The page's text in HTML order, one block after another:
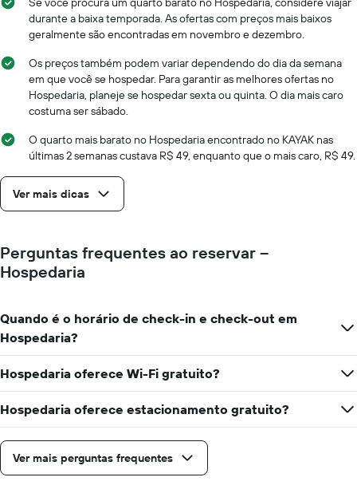
médio
de
um
gráfico
eixo
exibindo
da
semana.
tem
1
exibindo
o
de
um
quarto
durante a baixa temporada. As ofertas com preços mais baixos
geralmente são encontradas em novembro e dezembro.
Os preços também podem variar dependendo do dia da semana
em que você se hospedar. Para garantir as melhores ofertas no
Hospedaria, planeje se hospedar sexta ou quinta. O dia mais caro
costuma ser sábado.
O quarto mais barato no Hospedaria encontrado no KAYAK nas
últimas 2 semanas custava R$ 49, enquanto que o mais caro, R$ 49.
Ver mais dicas
Perguntas frequentes ao reservar –
Hospedaria
Quando é o horário de check-in e check-out em
Hospedaria?
Hospedaria oferece Wi-Fi gratuito?
Hospedaria oferece estacionamento gratuito?
Ver mais perguntas frequentes